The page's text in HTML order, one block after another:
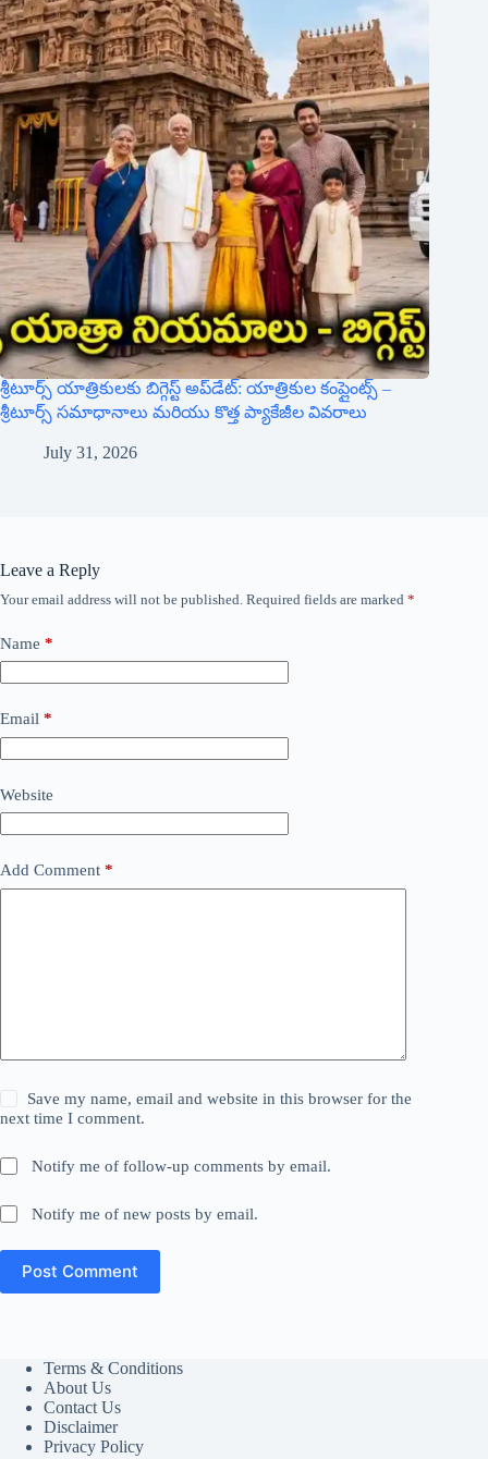
శ్రీటూర్స్ యాత్రికులకు బిగ్గెస్ట్ అప్‌డేట్: యాత్రికుల కంప్లైంట్స్ –
శ్రీటూర్స్ సమాధానాలు మరియు కొత్త ప్యాకేజీల వివరాలు
July 31, 2026
Leave a Reply
Your email address will not be published. Required fields are marked *
Name *
Email *
Website
Add Comment *
Save my name, email and website in this browser for the
next time I comment.
Notify me of follow-up comments by email.
Notify me of new posts by email.
Post Comment
Terms & Conditions
About Us
Contact Us
Disclaimer
Privacy Policy